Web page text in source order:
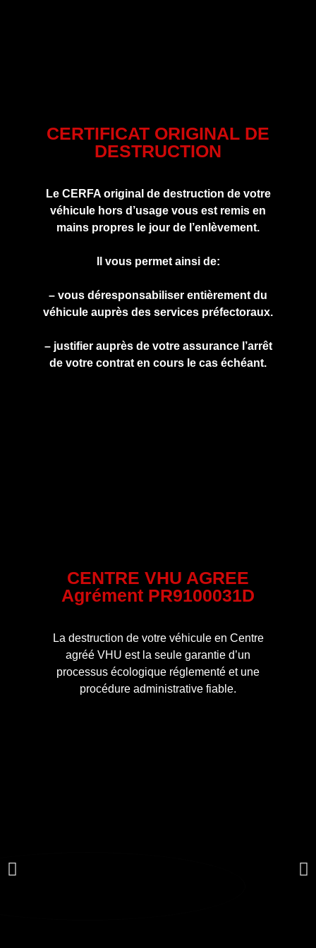
CERTIFICAT ORIGINAL DE
DESTRUCTION
Le CERFA original de destruction de votre
véhicule hors d’usage vous est remis en
mains propres le jour de l’enlèvement.
Il vous permet ainsi de:
– vous déresponsabiliser entièrement du
véhicule auprès des services préfectoraux.
– justifier auprès de votre assurance l’arrêt
de votre contrat en cours le cas échéant.
CENTRE VHU AGREE
Agrément PR9100031D
La destruction de votre véhicule en Centre
agréé VHU est la seule garantie d’un
processus écologique réglementé et une
procédure administrative fiable.